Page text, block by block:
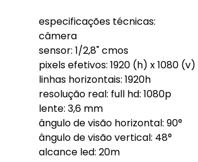
especificações técnicas:
câmera
sensor: 1/2,8" cmos
pixels efetivos: 1920 (h) x 1080 (v)
linhas horizontais: 1920h
resolução real: full hd: 1080p
lente: 3,6 mm
ângulo de visão horizontal: 90°
ângulo de visão vertical: 48°
alcance led: 20m